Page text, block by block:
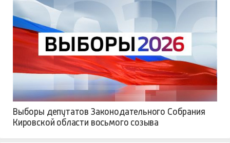
Выборы депутатов Законодательного Собрания
Кировской области восьмого созыва